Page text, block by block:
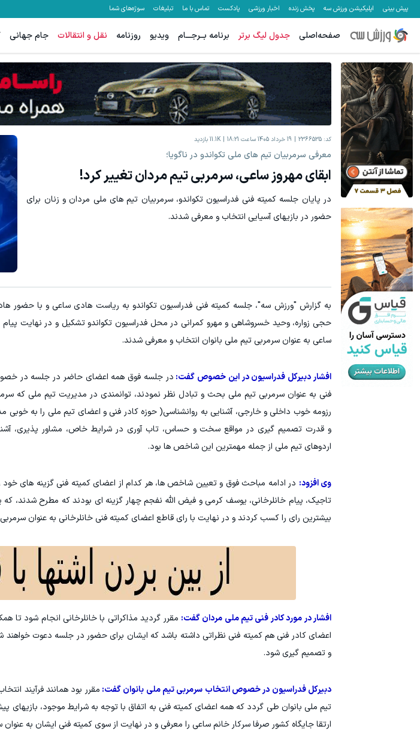
پیش بینی اپلیکیشن ورزش سه پخش زنده اخبار ورزشی پادکست تماس با ما تبلیغات سوژه‌های شما
صفحه‌اصلی جدول لیگ برتر برنامه بــرجـــام ویدیو روزنامه نقل و انتقالات جام جهانی
کد: 2366535 19 خرداد 1405 ساعت 18:21 11.1K بازدید
معرفی سرمربیان تیم های ملی تکواندو در ناگویا؛
ابقای مهروز ساعی، سرمربی تیم مردان تغییر کرد!
در پایان جلسه کمیته فنی فدراسیون تکواندو، سرمربیان تیم های ملی مردان و زنان برای
حضور در بازیهای آسیایی انتخاب و معرفی شدند.
به گزارش "ورزش سه"، جلسه کمیته فنی فدراسیون تکواندو به ریاست هادی ساعی و با حضور
حجی زواره، وحید خسروشاهی و مهرو کمرانی در محل فدراسیون تکواندو تشکیل و در نهایت پیام
ساعی به عنوان سرمربی تیم ملی بانوان انتخاب و معرفی شدند.
افشار دبیرکل فدراسیون در این خصوص گفت: در جلسه فوق همه اعضای حاضر در جلسه در
فنی به عنوان سرمربی تیم ملی بحث و تبادل نظر نمودند، توانمندی در مدیریت تیم ملی که
رزومه خوب داخلی و خارجی، آشنایی به روانشناسی( حوزه کادر فنی و اعضای تیم ملی را به
و قدرت تصمیم گیری در مواقع سخت و حساس، تاب آوری در شرایط خاص، مشاور پذیری،
اردوهای تیم ملی از جمله مهمترین این شاخص ها بود.
وی افزود: در ادامه مباحث فوق و تعیین شاخص ها، هر کدام از اعضای کمیته فنی گزینه های خود
تاجیک، پیام خانلرخانی، یوسف کرمی و فیض الله نفجم چهار گزینه ای بودند که مطرح شدند، که
بیشترین رای را کسب کردند و در نهایت با رای قاطع اعضای کمیته فنی خانلرخانی به عنوان
افشار در مورد کادر فنی تیم ملی مردان گفت: مقرر گردید مذاکراتی با خانلرخانی انجام شود
اعضای کادر فنی هم کمیته فنی نظراتی داشته باشد که ایشان برای حضور در جلسه دعوت
و تصمیم گیری شود.
دبیرکل فدراسیون در خصوص انتخاب سرمربی تیم ملی بانوان گفت: مقرر بود همانند فرآیند
تیم ملی بانوان طی گردد که همه اعضای کمیته فنی به اتفاق با توجه به شرایط موجود، بازیهای
ارتقا جایگاه کشور صرفا سرکار خانم ساعی را معرفی و در نهایت از سوی کمیته فنی ایشان به